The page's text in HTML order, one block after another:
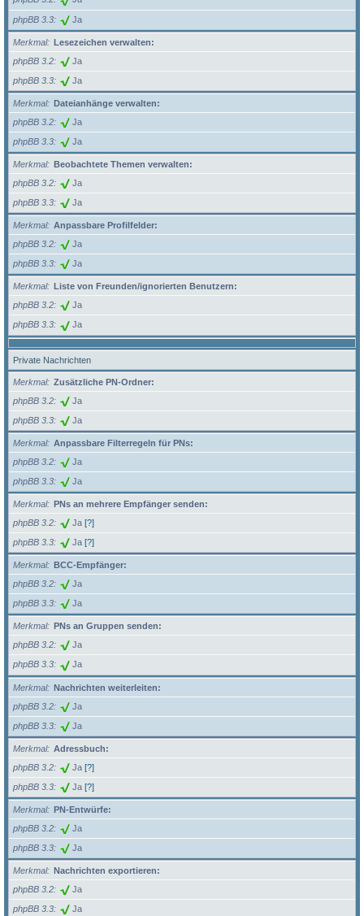
phpBB 3.3 Ja
Merkmal
Lesezeichen verwalten:
phpBB 3.2
Ja
phpBB 3.3 Ja
Merkmal
Dateianhänge verwalten:
phpBB 3.2
Ja
phpBB 3.3 Ja
Merkmal
Beobachtete Themen verwalten:
phpBB 3.2
Ja
phpBB 3.3 Ja
Merkmal
Anpassbare Profilfelder:
phpBB 3.2
Ja
phpBB 3.3 Ja
Merkmal
Liste von Freunden/ignorierten Benutzern:
phpBB 3.2
Ja
phpBB 3.3 Ja
Private Nachrichten
Merkmal
Zusätzliche PN-Ordner:
phpBB 3.2
Ja
phpBB 3.3 Ja
Merkmal
Anpassbare Filterregeln für PNs:
phpBB 3.2
Ja
phpBB 3.3 Ja
Merkmal
PNs an mehrere Empfänger senden:
phpBB 3.2
Ja [?]
phpBB 3.3 Ja [?]
Merkmal
BCC-Empfänger:
phpBB 3.2
Ja
phpBB 3.3 Ja
Merkmal
PNs an Gruppen senden:
phpBB 3.2
Ja
phpBB 3.3 Ja
Merkmal
Nachrichten weiterleiten:
phpBB 3.2
Ja
phpBB 3.3 Ja
Merkmal
Adressbuch:
phpBB 3.2
Ja [?]
phpBB 3.3 Ja [?]
Merkmal
PN-Entwürfe:
phpBB 3.2
Ja
phpBB 3.3 Ja
Merkmal
Nachrichten exportieren:
phpBB 3.2
Ja
phpBB 3.3 Ja